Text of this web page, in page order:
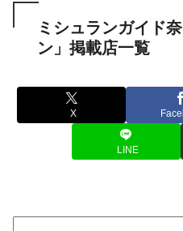
ミシュランガイド
ン」掲載店一覧
X
LINE